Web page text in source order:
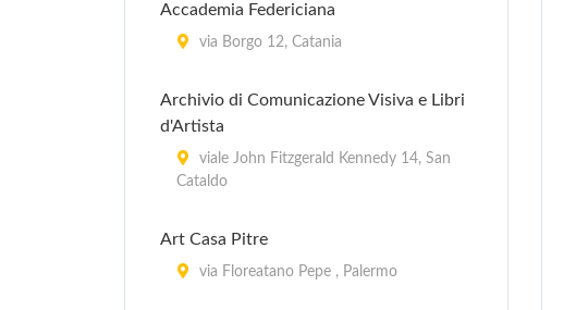
Accademia Federiciana
via Borgo 12, Catania
Archivio di Comunicazione Visiva e Libri
d'Artista
viale John Fitzgerald Kennedy 14, San
Cataldo
Art Casa Pitre
via Floreatano Pepe , Palermo